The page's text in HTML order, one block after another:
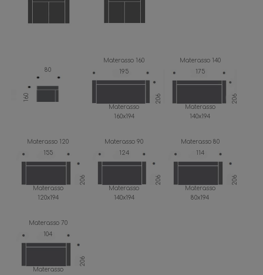
80
160
Materasso 160
195
206
Materasso
160x194
Materasso 140
175
206
Materasso
140x194
Materasso 120
155
206
Materasso
120x194
Materasso 90
124
206
Materasso
140x194
Materasso 80
114
206
Materasso
80x194
Materasso 70
104
206
Materasso